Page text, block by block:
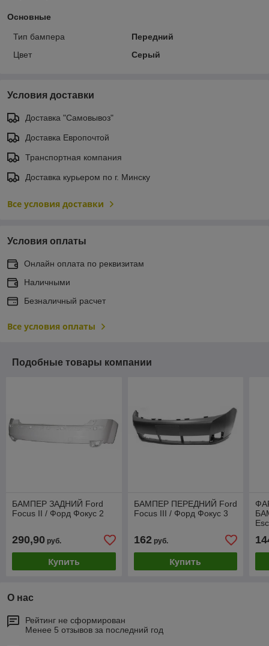
Основные
Тип бампера
Передний
Цвет
Серый
Условия доставки
Доставка "Самовывоз"
Доставка Европочтой
Транспортная компания
Доставка курьером по г. Минску
Все условия доставки
Условия оплаты
Онлайн оплата по реквизитам
Наличными
Безналичный расчет
Все условия оплаты
Подобные товары компании
БАМПЕР ЗАДНИЙ Ford
Focus II / Форд Фокус 2
290,90 руб.
Купить
БАМПЕР ПЕРЕДНИЙ Ford
Focus III / Форд Фокус 3
162руб.
Купить
О нас
Рейтинг не сформирован
Менее 5 отзывов за последний год